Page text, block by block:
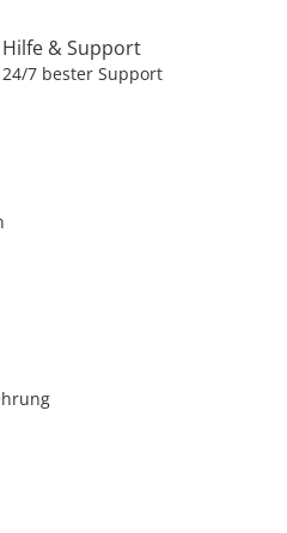
Hilfe & Support
24/7 bester Support